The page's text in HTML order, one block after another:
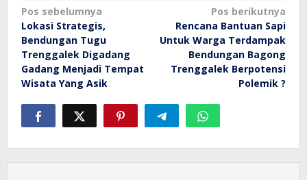
Navigasi
pos
Pos sebelumnya
Lokasi Strategis,
Bendungan Tugu
Trenggalek Digadang
Gadang Menjadi Tempat
Wisata Yang Asik
Pos berikutnya
Rencana Bantuan Sapi
Untuk Warga Terdampak
Bendungan Bagong
Trenggalek Berpotensi
Polemik ?